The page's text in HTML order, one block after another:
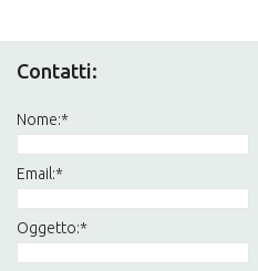
Contatti:
Nome:*
Email:*
Oggetto:*